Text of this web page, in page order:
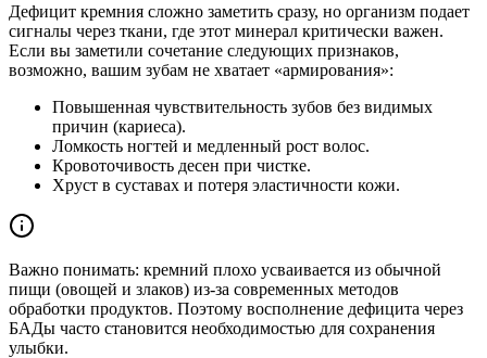
Дефицит кремния сложно заметить сразу, но организм подает
сигналы через ткани, где этот минерал критически важен.
Если вы заметили сочетание следующих признаков,
возможно, вашим зубам не хватает «армирования»:
Повышенная чувствительность зубов без видимых
причин (кариеса).
Ломкость ногтей и медленный рост волос.
Кровоточивость десен при чистке.
Хруст в суставах и потеря эластичности кожи.
Важно понимать: кремний плохо усваивается из обычной
пищи (овощей и злаков) из-за современных методов
обработки продуктов. Поэтому восполнение дефицита через
БАДы часто становится необходимостью для сохранения
улыбки.